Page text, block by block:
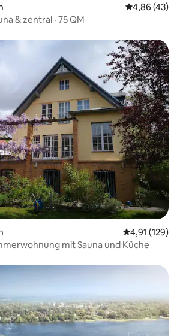
4,86 (43)
& zentral · 75 QM
4,91 (129)
mit Sauna und Küche